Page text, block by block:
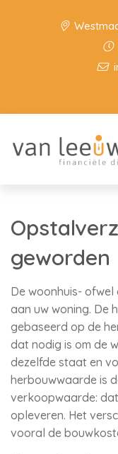
geworden
De woonhuis-
aan uw woning. De
gebaseerd op de
dat nodig is om de
dezelfde staat en
herbouwwaarde is
verkoopwaarde:
opleveren. Het
vooral de